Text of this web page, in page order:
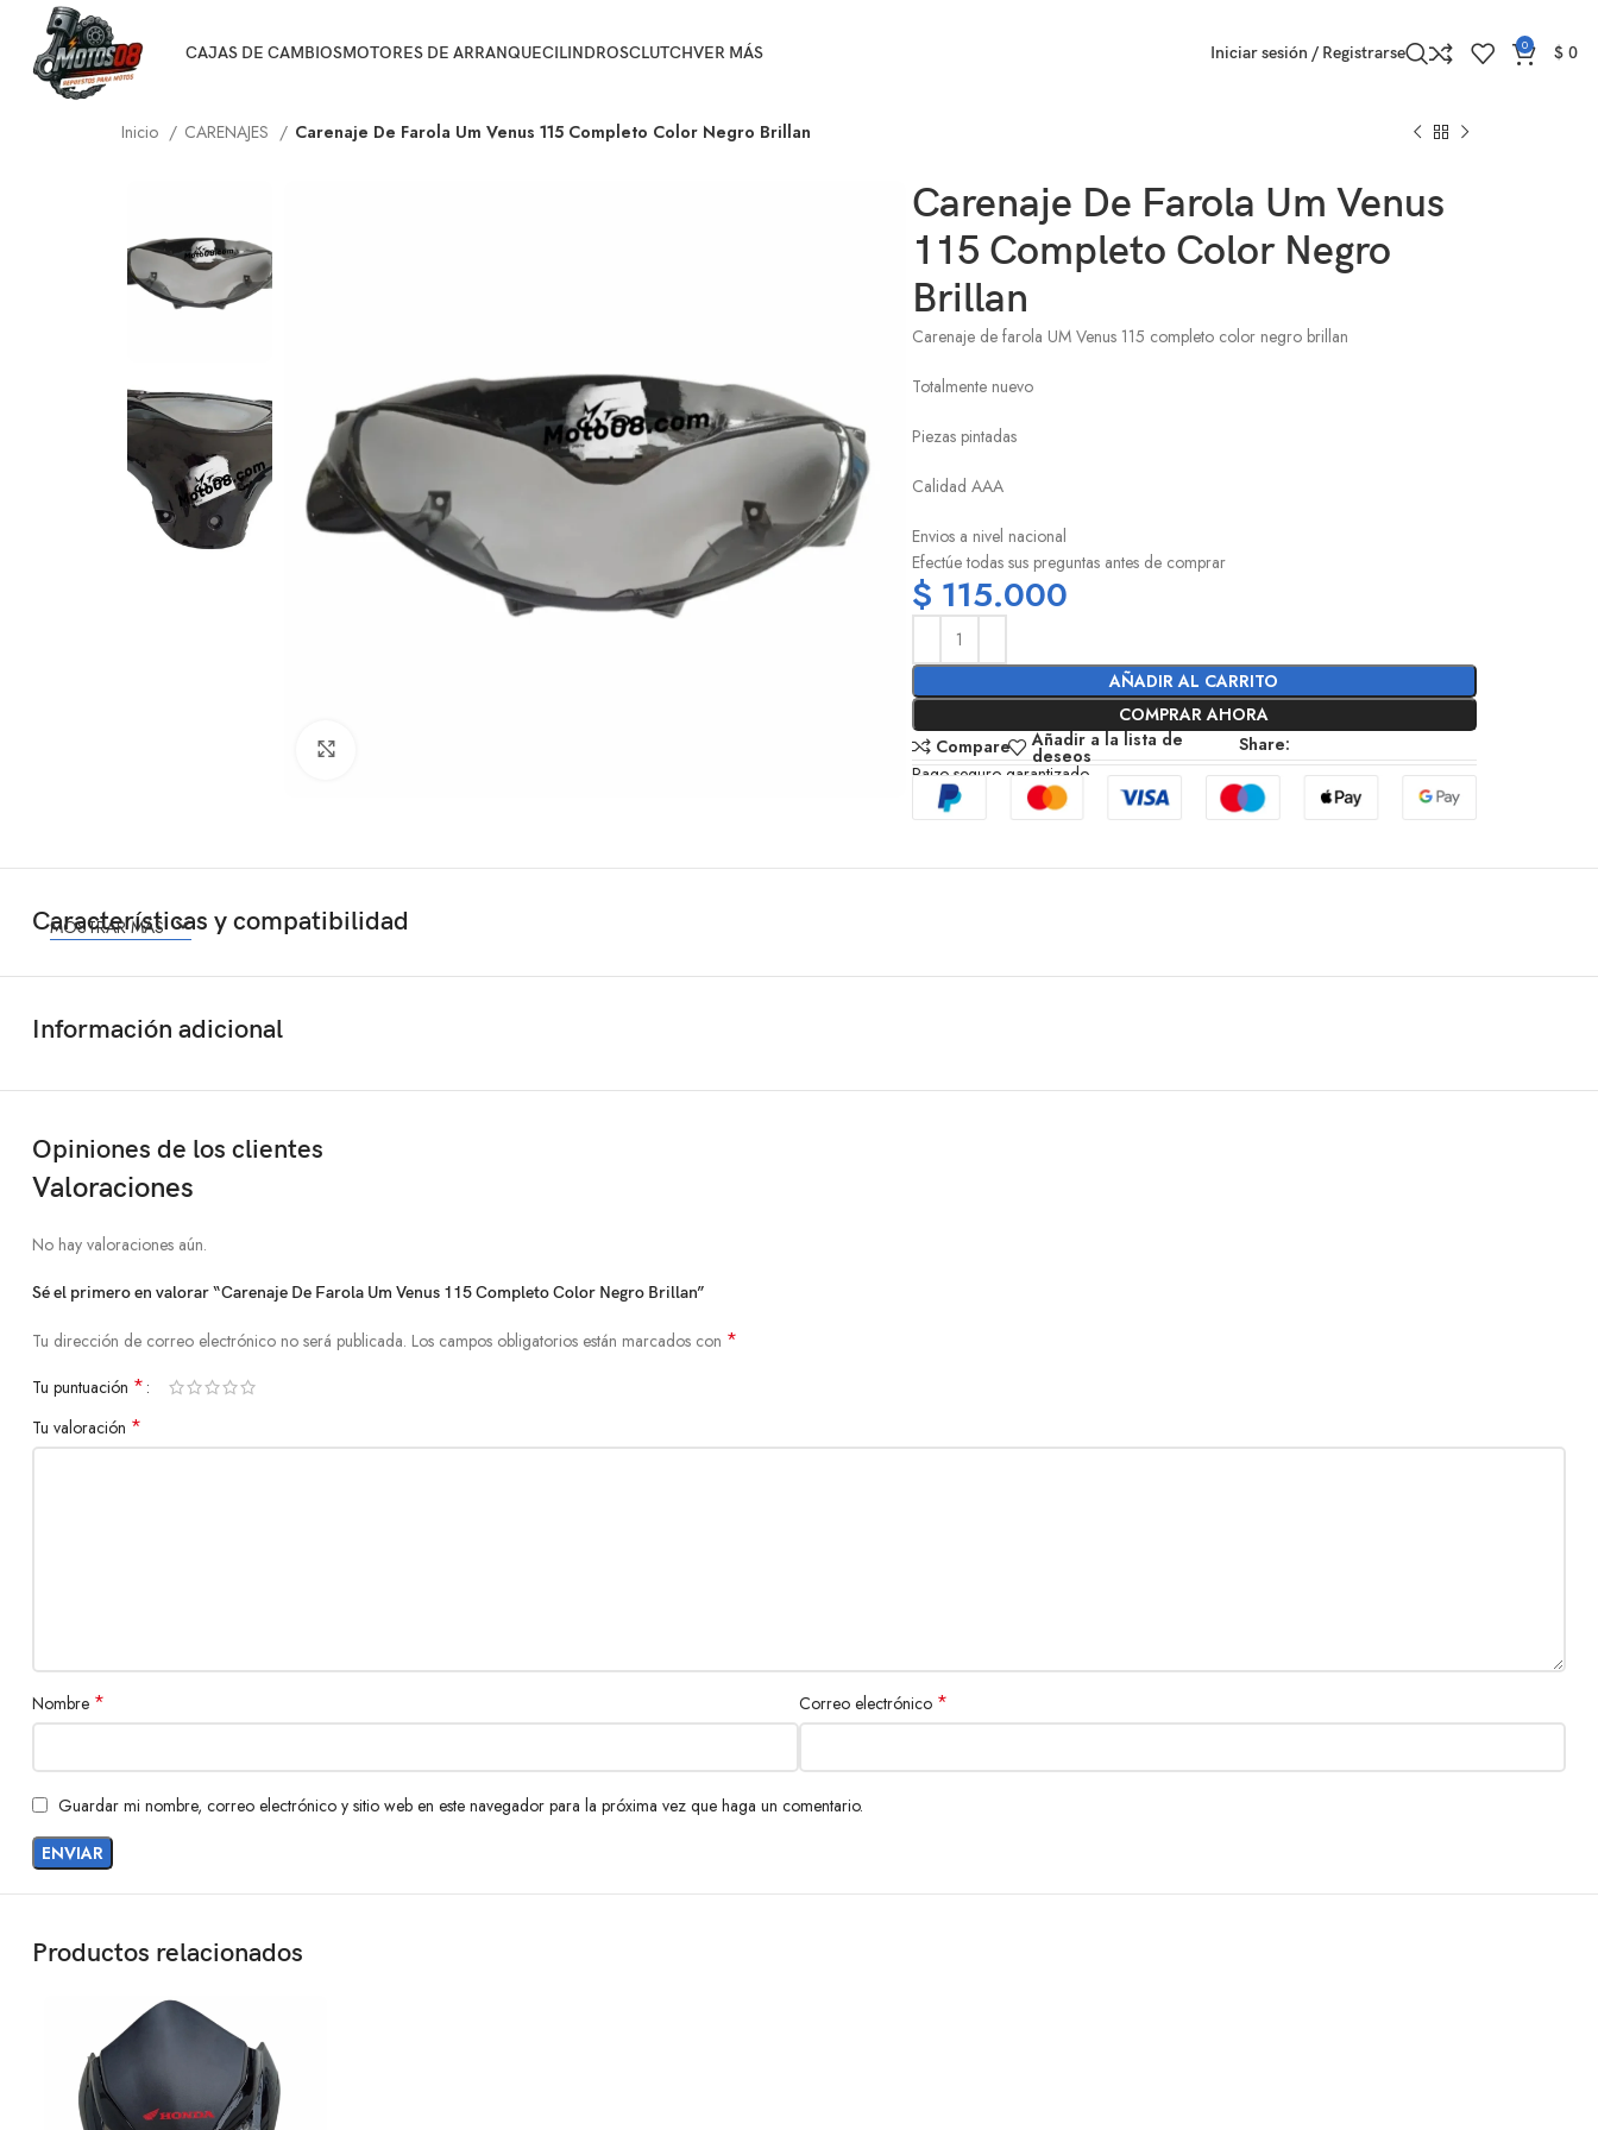
CAJAS DE CAMBIOSMOTORES DE ARRANQUECILINDROSCLUTCHVER MÁS Iniciar sesión / Registrarse 0 $ 0
Inicio CARENAJES Carenaje De Farola Um Venus 115 Completo Color Negro Brillan
Carenaje De Farola Um Venus
115 Completo Color Negro
Brillan
Carenaje de farola UM Venus 115 completo color negro brillan
Totalmente nuevo
Piezas pintadas
Calidad AAA
Envios a nivel nacional
Efectúe todas sus preguntas antes de comprar
$ 115.000
AÑADIR AL CARRITO
COMPRAR AHORA
Compare
Añadir a la lista de
deseos
Share:
Pago seguro garantizado
Características y compatibilidad
MOSTRAR MÁS
Información adicional
Opiniones de los clientes
Valoraciones
No hay valoraciones aún.
Sé el primero en valorar “Carenaje De Farola Um Venus 115 Completo Color Negro Brillan”
Tu dirección de correo electrónico no será publicada. Los campos obligatorios están marcados con *
Tu puntuación *
Tu valoración *
Nombre * Correo electrónico *
Guardar mi nombre, correo electrónico y sitio web en este navegador para la próxima vez que haga un comentario.
Productos relacionados